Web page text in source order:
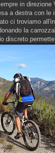
in direzione
a destra con le
ci troviamo
la
discreto